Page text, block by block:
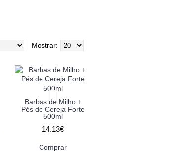
Mostrar:
Barbas de Milho +
Pés de Cereja Forte
500ml
14.13€
Comprar